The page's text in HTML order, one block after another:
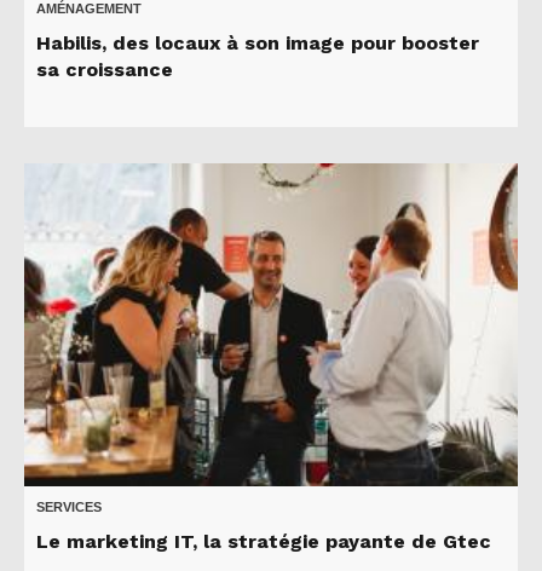
AMÉNAGEMENT
Habilis, des locaux à son image pour booster
sa croissance
SERVICES
Le marketing IT, la stratégie payante de Gtec